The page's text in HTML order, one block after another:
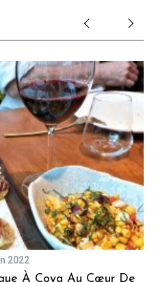
2022
À Coya Au Cœur De